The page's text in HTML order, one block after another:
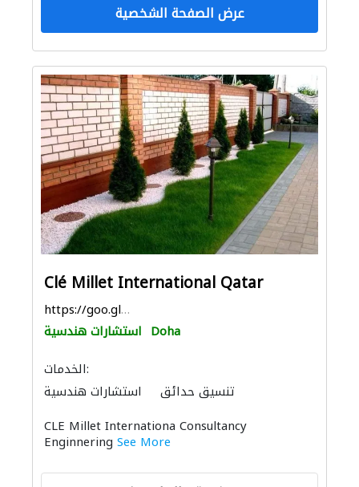
عرض الصفحة الشخصية
Clé Millet International Qatar
https://goo.gl/maps/y6dytJmQ7mutaoQf9
استشارات هندسية Doha
الخدمات:
استشارات هندسية
تنسيق حدائق
الديكور الداخلي التصميم المعماري
CLE Millet Internationa Consultancy
Enginnering See More